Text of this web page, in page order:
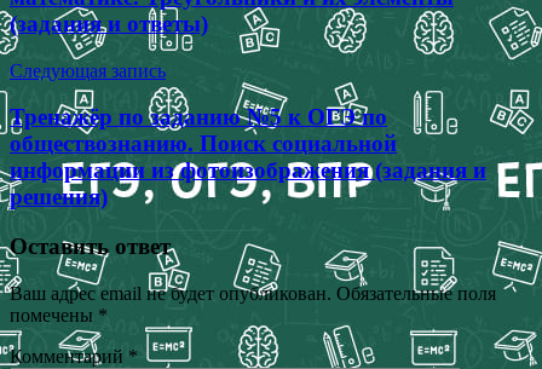
(задания и ответы)
Следующая запись
Тренажёр по заданию №5 к ОГЭ по
обществознанию. Поиск социальной
информации из фотоизображения (задания и
решения)
Оставить ответ
Ваш адрес email не будет опубликован. Обязательные поля
помечены *
Комментарий *